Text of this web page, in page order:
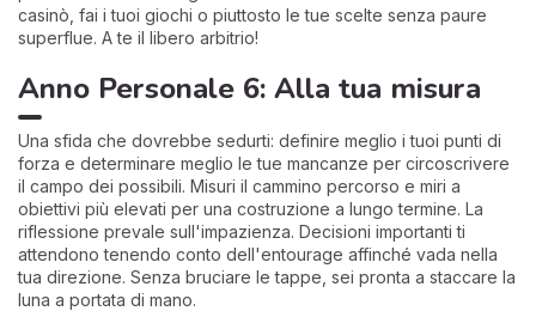
casinò, fai i tuoi giochi o piuttosto le tue scelte senza paure
superflue. A te il libero arbitrio!
Anno Personale 6: Alla tua misura
Una sfida che dovrebbe sedurti: definire meglio i tuoi punti di
forza e determinare meglio le tue mancanze per circoscrivere
il campo dei possibili. Misuri il cammino percorso e miri a
obiettivi più elevati per una costruzione a lungo termine. La
riflessione prevale sull'impazienza. Decisioni importanti ti
attendono tenendo conto dell'entourage affinché vada nella
tua direzione. Senza bruciare le tappe, sei pronta a staccare la
luna a portata di mano.